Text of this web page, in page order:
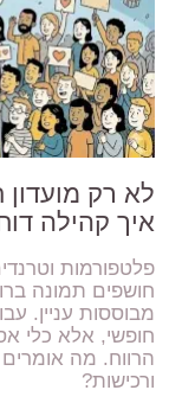
לא רק
איך קהילה
פלטפורמות
חושפים תמונה
מבוססות עניין.
חופשי, אלא כלי
הרווח. מה
ורכישות?